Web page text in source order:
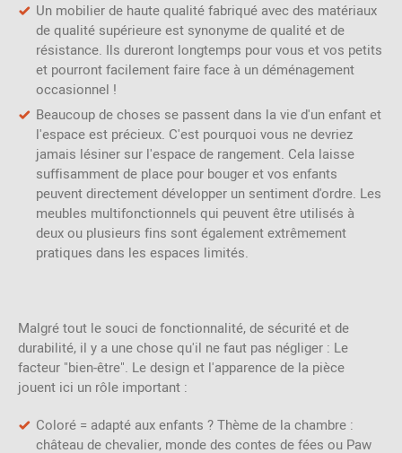
Un mobilier de haute qualité fabriqué avec des matériaux
de qualité supérieure est synonyme de qualité et de
résistance. Ils dureront longtemps pour vous et vos petits
et pourront facilement faire face à un déménagement
occasionnel !
Beaucoup de choses se passent dans la vie d'un enfant et
l'espace est précieux. C'est pourquoi vous ne devriez
jamais lésiner sur l'espace de rangement. Cela laisse
suffisamment de place pour bouger et vos enfants
peuvent directement développer un sentiment d'ordre. Les
meubles multifonctionnels qui peuvent être utilisés à
deux ou plusieurs fins sont également extrêmement
pratiques dans les espaces limités.
Malgré tout le souci de fonctionnalité, de sécurité et de
durabilité, il y a une chose qu'il ne faut pas négliger : Le
facteur "bien-être". Le design et l'apparence de la pièce
jouent ici un rôle important :
Coloré = adapté aux enfants ? Thème de la chambre :
château de chevalier, monde des contes de fées ou Paw